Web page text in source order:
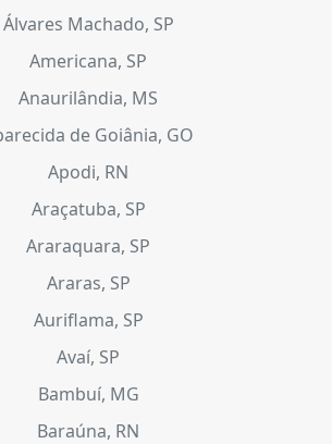
Álvares Machado, SP
Americana, SP
Anaurilândia, MS
de Goiânia, GO
Apodi, RN
Araçatuba, SP
Araraquara, SP
Araras, SP
Auriflama, SP
Avaí, SP
Bambuí, MG
Baraúna, RN